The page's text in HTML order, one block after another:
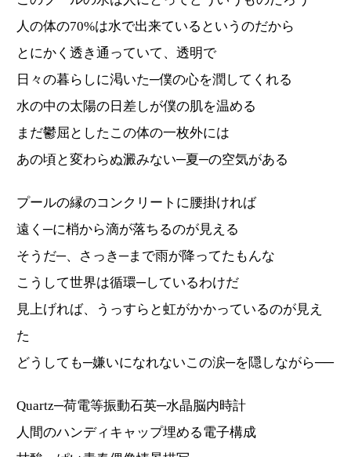
人の体の70%は水で出来ているというのだから
とにかく透き通っていて、透明で
日々の暮らしに渇いた─僕の心を潤してくれる
水の中の太陽の日差しが僕の肌を温める
まだ鬱屈としたこの体の一枚外には
あの頃と変わらぬ澱みない─夏─の空気がある
プールの縁のコンクリートに腰掛ければ
遠く─に梢から滴が落ちるのが見える
そうだ─、さっき─まで雨が降ってたもんな
こうして世界は循環─しているわけだ
見上げれば、うっすらと虹がかかっているのが見え
た
どうしても─嫌いになれないこの涙─を隠しながら──
Quartz─荷電等振動石英─水晶脳内時計
人間のハンディキャップ埋める電子構成